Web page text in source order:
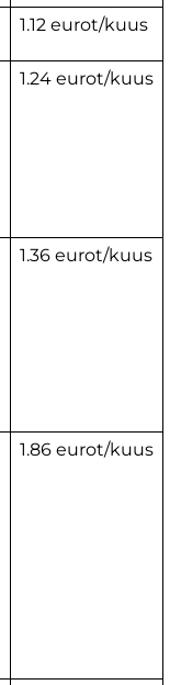
1.12 eurot/kuus
1.24 eurot/kuus
1.36 eurot/kuus
1.86 eurot/kuus